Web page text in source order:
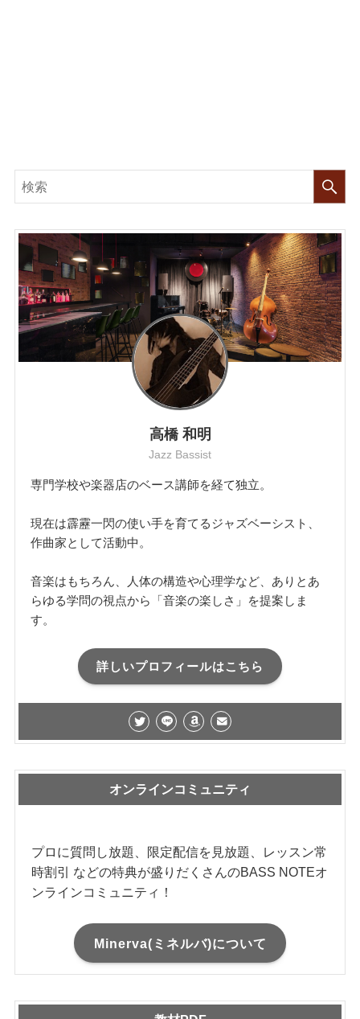
高橋 和明
Jazz Bassist
専門学校や楽器店のベース講師を経て独立。
現在は霹靂一閃の使い手を育てるジャズベーシスト、
作曲家として活動中。
音楽はもちろん、人体の構造や心理学など、ありとあ
らゆる学問の視点から「音楽の楽しさ」を提案しま
す。
詳しいプロフィールはこちら
オンラインコミュニティ
プロに質問し放題、限定配信を見放題、レッスン常